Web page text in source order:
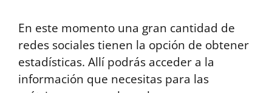
En este momento una gran cantidad de
redes sociales tienen la opción de obtener
estadísticas. Allí podrás acceder a la
información que necesitas para las